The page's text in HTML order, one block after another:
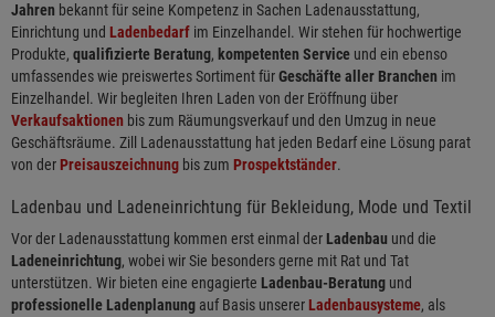
Jahren bekannt für seine Kompetenz in Sachen Ladenausstattung,
Einrichtung und Ladenbedarf im Einzelhandel. Wir stehen für hochwertige
Produkte, qualifizierte Beratung, kompetenten Service und ein ebenso
umfassendes wie preiswertes Sortiment fürGeschäfte aller Branchen im
Einzelhandel. Wir begleiten Ihren Laden von der Eröffnung über
Verkaufsaktionen bis zum Räumungsverkauf und den Umzug in neue
Geschäftsräume. Zill Ladenausstattung hat jeden Bedarf eine Lösung parat
von derPreisauszeichnung bis zum Prospektständer.
Ladenbau und Ladeneinrichtung für Bekleidung, Mode und Textil
Vor der Ladenausstattung kommen erst einmal der Ladenbau und die
Ladeneinrichtung, wobei wir Sie besonders gerne mit Rat und Tat
unterstützen. Wir bieten eine engagierte Ladenbau-Beratung und
professionelle Ladenplanung auf Basis unsererLadenbausysteme, als